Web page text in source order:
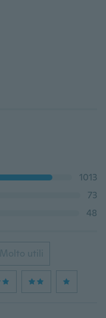
1013
73
48
Molto utili